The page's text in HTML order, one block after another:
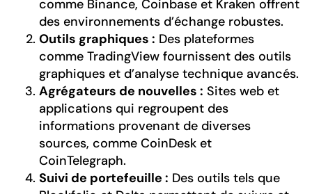
comme Binance, Coinbase et Kraken offrent
des environnements d’échange robustes.
Outils graphiques : Des plateformes
comme TradingView fournissent des outils
graphiques et d’analyse technique avancés.
Agrégateurs de nouvelles : Sites web et
applications qui regroupent des
informations provenant de diverses
sources, comme CoinDesk et
CoinTelegraph.
Suivi de portefeuille : Des outils tels que